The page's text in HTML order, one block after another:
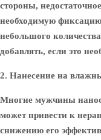
стороны,
необходимую фиксацию
небольшого
добавлять, если это
2. Нанесение на
Многие мужчины
может привести к
снижению его